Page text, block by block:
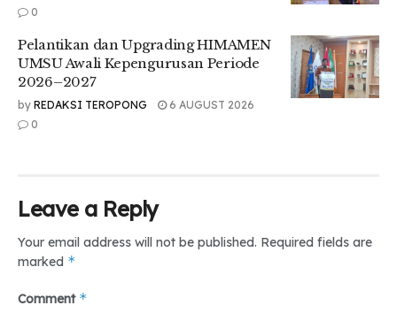
Ia juga menjelaskan bahwa ritual budaya seperti
Mangalahat Horbo dan Sipahalima mengandung nilai
gotong royong, persamaan hak, dan penghormatan
terhadap sesama manusia yang perlu terus dilestarikan di
“Warisan budaya seperti ritual Mangalahat Horbo dan
Tr: Ilham & Halimah
Tags:
0
Pelantikan dan Upgrading HIMAMEN
UMSU Awali Kepengurusan Periode
2026–2027
by REDAKSI TEROPONG
6 AUGUST 2026
0
Leave a Reply
Your email address will not be published. Required fields are
marked *
Comment *